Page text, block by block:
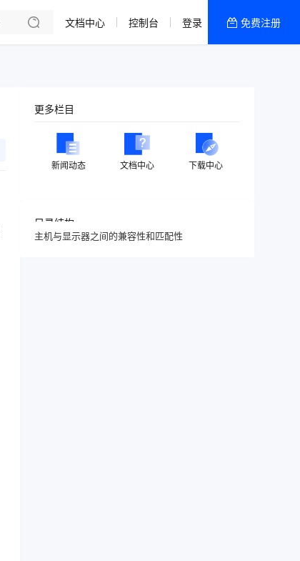
文档中心 控制台 登录 免费注册
更多栏目
新闻动态 文档中心 下载中心
目录结构
主机与显示器之间的兼容性和匹配性